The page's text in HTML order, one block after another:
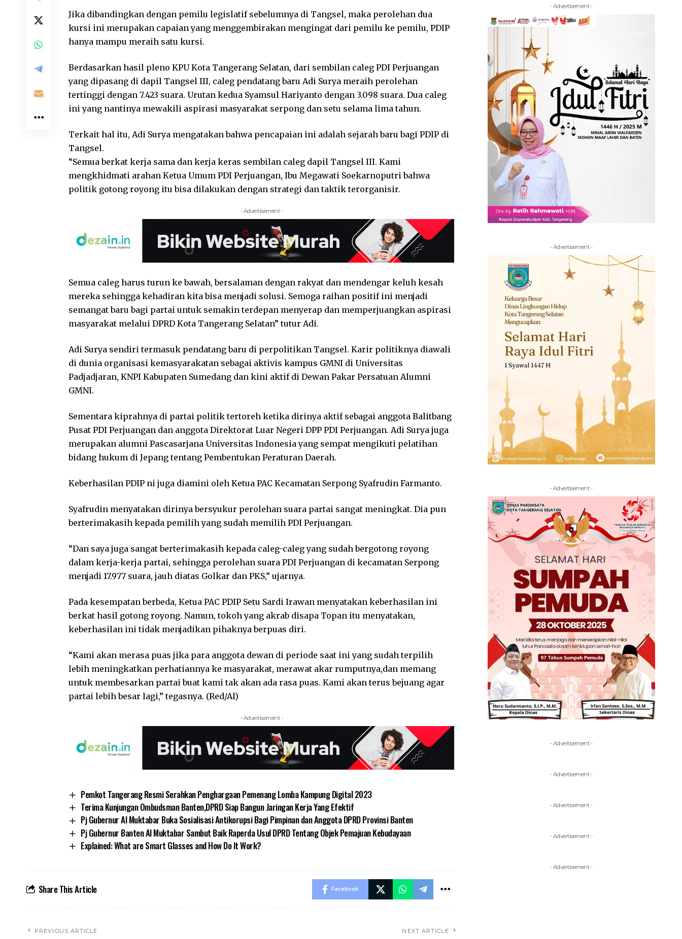
Jika dibandingkan dengan pemilu legislatif sebelumnya di Tangsel, maka perolehan dua
kursi ini merupakan capaian yang menggembirakan mengingat dari pemilu ke pemilu, PDIP
hanya mampu meraih satu kursi.
Berdasarkan hasil pleno KPU Kota Tangerang Selatan, dari sembilan caleg PDI Perjuangan
yang dipasang di dapil Tangsel III, caleg pendatang baru Adi Surya meraih perolehan
tertinggi dengan 7.423 suara. Urutan kedua Syamsul Hariyanto dengan 3.098 suara. Dua caleg
ini yang nantinya mewakili aspirasi masyarakat serpong dan setu selama lima tahun.
Terkait hal itu, Adi Surya mengatakan bahwa pencapaian ini adalah sejarah baru bagi PDIP di
Tangsel.
“Semua berkat kerja sama dan kerja keras sembilan caleg dapil Tangsel III. Kami
mengkhidmati arahan Ketua Umum PDI Perjuangan, Ibu Megawati Soekarnoputri bahwa
politik gotong royong itu bisa dilakukan dengan strategi dan taktik terorganisir.
- Advertisement -
Semua caleg harus turun ke bawah, bersalaman dengan rakyat dan mendengar keluh kesah
mereka sehingga kehadiran kita bisa menjadi solusi. Semoga raihan positif ini menjadi
semangat baru bagi partai untuk semakin terdepan menyerap dan memperjuangkan aspirasi
masyarakat melalui DPRD Kota Tangerang Selatan” tutur Adi.
Adi Surya sendiri termasuk pendatang baru di perpolitikan Tangsel. Karir politiknya diawali
di dunia organisasi kemasyarakatan sebagai aktivis kampus GMNI di Universitas
Padjadjaran, KNPI Kabupaten Sumedang dan kini aktif di Dewan Pakar Persatuan Alumni
GMNI.
Sementara kiprahnya di partai politik tertoreh ketika dirinya aktif sebagai anggota Balitbang
Pusat PDI Perjuangan dan anggota Direktorat Luar Negeri DPP PDI Perjuangan. Adi Surya juga
merupakan alumni Pascasarjana Universitas Indonesia yang sempat mengikuti pelatihan
bidang hukum di Jepang tentang Pembentukan Peraturan Daerah.
Keberhasilan PDIP ni juga diamini oleh Ketua PAC Kecamatan Serpong Syafrudin Farmanto.
Syafrudin menyatakan dirinya bersyukur perolehan suara partai sangat meningkat. Dia pun
berterimakasih kepada pemilih yang sudah memilih PDI Perjuangan.
“Dan saya juga sangat berterimakasih kepada caleg-caleg yang sudah bergotong royong
dalam kerja-kerja partai, sehingga perolehan suara PDI Perjuangan di kecamatan Serpong
menjadi 17.977 suara, jauh diatas Golkar dan PKS,” ujarnya.
Pada kesempatan berbeda, Ketua PAC PDIP Setu Sardi Irawan menyatakan keberhasilan ini
berkat hasil gotong royong. Namun, tokoh yang akrab disapa Topan itu menyatakan,
keberhasilan ini tidak menjadikan pihaknya berpuas diri.
“Kami akan merasa puas jika para anggota dewan di periode saat ini yang sudah terpilih
lebih meningkatkan perhatiannya ke masyarakat, merawat akar rumputnya,dan memang
untuk membesarkan partai buat kami tak akan ada rasa puas. Kami akan terus bejuang agar
partai lebih besar lagi,” tegasnya. (Red/Al)
- Advertisement -
Pemkot Tangerang Resmi Serahkan Penghargaan Pemenang Lomba Kampung Digital 2023
Terima Kunjungan Ombudsman Banten,DPRD Siap Bangun Jaringan Kerja Yang Efektif
Pj Gubernur Al Muktabar Buka Sosialisasi Antikorupsi Bagi Pimpinan dan Anggota DPRD Provinsi Banten
Pj Gubernur Banten Al Muktabar Sambut Baik Raperda Usul DPRD Tentang Objek Pemajuan Kebudayaan
Explained: What are Smart Glasses and How Do It Work?
Share This Article Facebook
PREVIOUS ARTICLE NEXT ARTICLE
- Advertisement -
- Advertisement -
- Advertisement -
- Advertisement -
- Advertisement -
- Advertisement -
- Advertisement -
- Advertisement -